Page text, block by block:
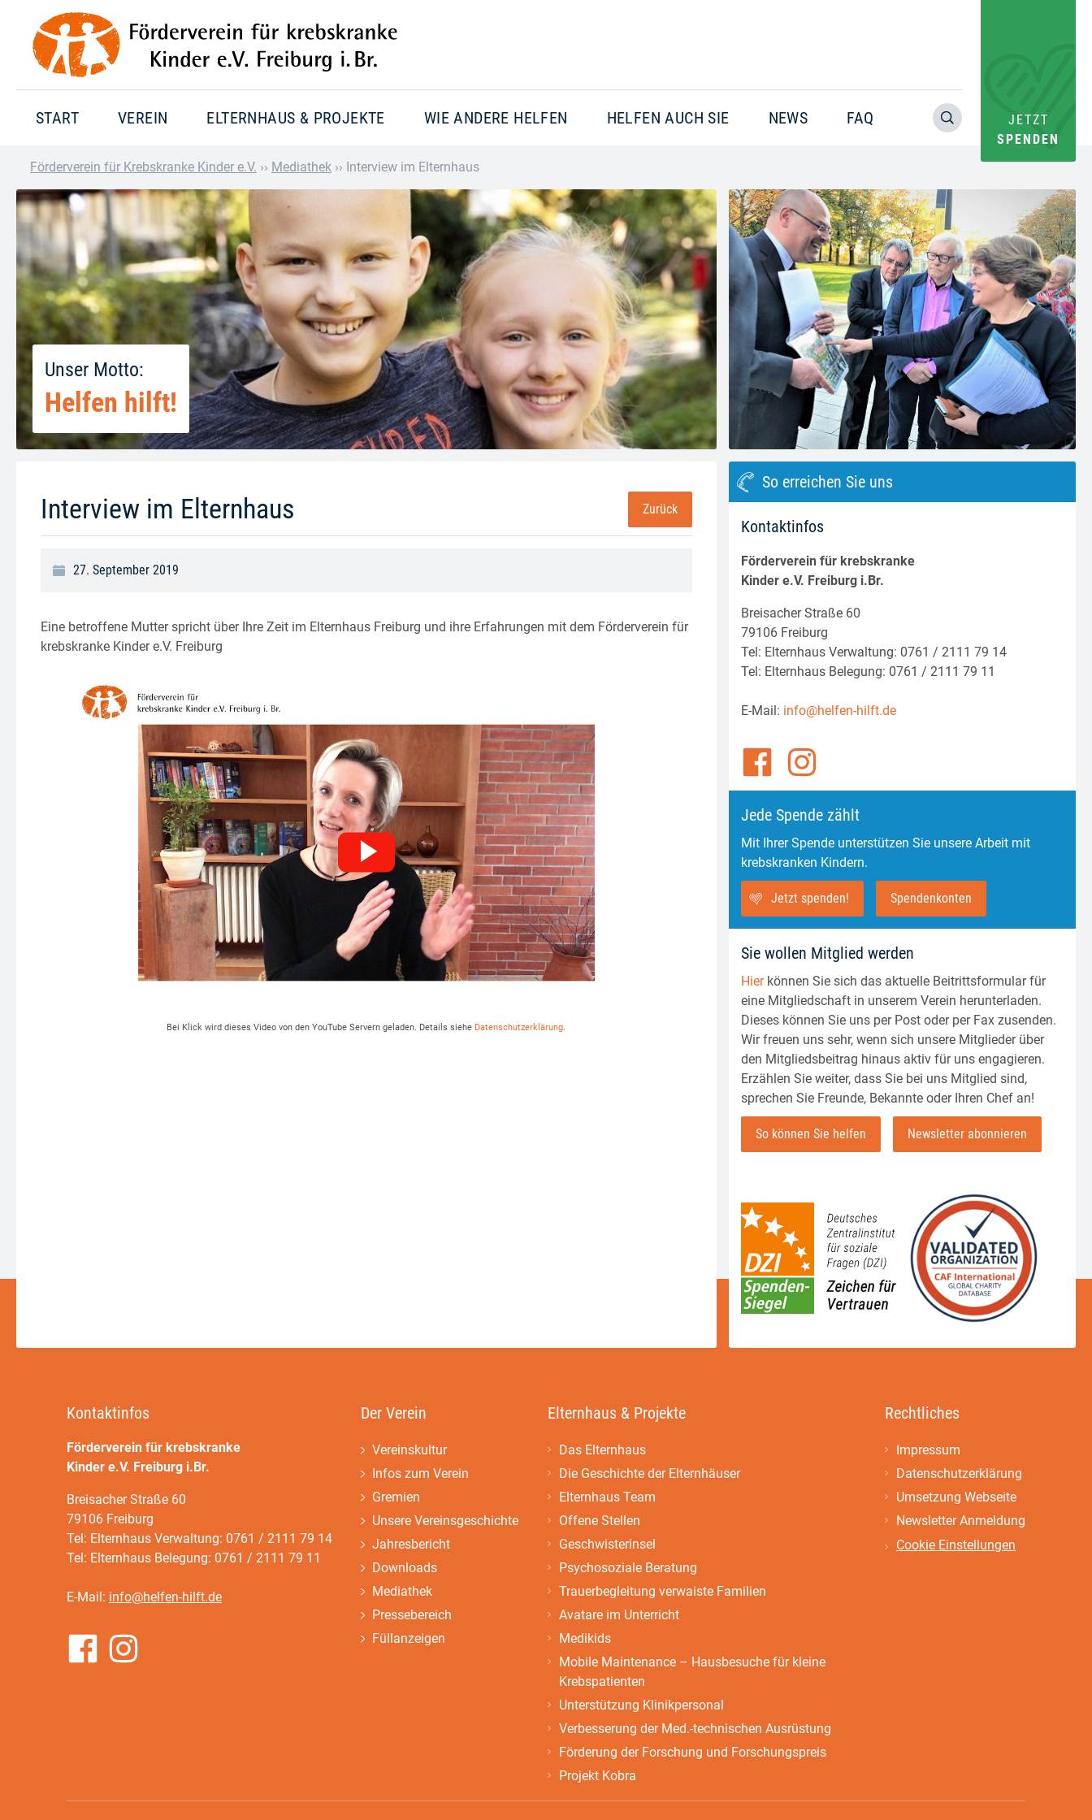
START VEREIN ELTERNHAUS & PROJEKTE WIE ANDERE HELFEN HELFEN AUCH SIE NEWS FAQ
JETZT
SPENDEN
Förderverein für Krebskranke Kinder e.V. ›› Mediathek ›› Interview im Elternhaus
Unser Motto:
Helfen hilft!
Warning
: Trying to access array offset on value of type null in
/home/pacs/tgr09/users/website/doms/www.helfen-
hilft.de/htdocs-ssl/app/plugins/oxygen/component-
framework/components/classes/code-
block.class.php(133) : eval()'d code
on line
8
Interview im Elternhaus Zurück
27. September 2019
Eine betroffene Mutter spricht über Ihre Zeit im Elternhaus Freiburg und ihre Erfahrungen mit dem Förderverein für
krebskranke Kinder e.V. Freiburg
Bei Klick wird dieses Video von den YouTube Servern geladen. Details siehe Datenschutzerklärung.
So erreichen Sie uns
Kontaktinfos
Förderverein für krebskranke
Kinder e.V. Freiburg i.Br.
Breisacher Straße 60
79106 Freiburg
Tel: Elternhaus Verwaltung: 0761 / 2111 79 14
Tel: Elternhaus Belegung: 0761 / 2111 79 11
E-Mail: info@helfen-hilft.de
Jede Spende zählt
Mit Ihrer Spende unterstützen Sie unsere Arbeit mit
krebskranken Kindern.
Jetzt spenden! Spendenkonten
Sie wollen Mitglied werden
Hierkönnen Sie sich das aktuelle Beitrittsformular für
eine Mitgliedschaft in unserem Verein herunterladen.
Dieses können Sie uns per Post oder per Fax zusenden.
Wir freuen uns sehr, wenn sich unsere Mitglieder über
den Mitgliedsbeitrag hinaus aktiv für uns engagieren.
Erzählen Sie weiter, dass Sie bei uns Mitglied sind,
sprechen Sie Freunde, Bekannte oder Ihren Chef an!
So können Sie helfen Newsletter abonnieren
Kontaktinfos
Förderverein für krebskranke
Kinder e.V. Freiburg i.Br.
Breisacher Straße 60
79106 Freiburg
Tel: Elternhaus Verwaltung: 0761 / 2111 79 14
Tel: Elternhaus Belegung: 0761 / 2111 79 11
E-Mail: info@helfen-hilft.de
Der Verein
Vereinskultur
Infos zum Verein
Gremien
Unsere Vereinsgeschichte
Jahresbericht
Downloads
Mediathek
Pressebereich
Füllanzeigen
Elternhaus & Projekte
Das Elternhaus
Die Geschichte der Elternhäuser
Elternhaus Team
Offene Stellen
Geschwisterinsel
Psychosoziale Beratung
Trauerbegleitung verwaiste Familien
Avatare im Unterricht
Medikids
Mobile Maintenance – Hausbesuche für kleine
Krebspatienten
Unterstützung Klinikpersonal
Verbesserung der Med.-technischen Ausrüstung
Förderung der Forschung und Forschungspreis
Projekt Kobra
Rechtliches
Impressum
Datenschutzerklärung
Umsetzung Webseite
Newsletter Anmeldung
Cookie Einstellungen